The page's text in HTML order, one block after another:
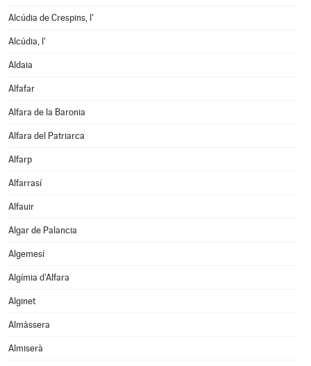
Alcúdia de Crespins, l'
Alcúdia, l'
Aldaia
Alfafar
Alfara de la Baronia
Alfara del Patriarca
Alfarp
Alfarrasí
Alfauir
Algar de Palancia
Algemesí
Algímia d'Alfara
Alginet
Almàssera
Almiserà